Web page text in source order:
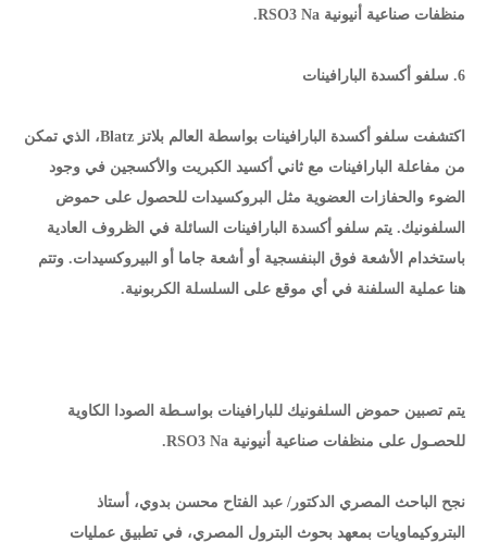
منظفات صناعية أنيونية RSO3 Na.
6. سلفو أكسدة البارافينات
اكتشفت سلفو أكسدة البارافينات بواسطة العالم بلاتز Blatz، الذي تمكن
من مفاعلة البارافينات مع ثاني أكسيد الكبريت والأكسجين في وجود
الضوء والحفازات العضوية مثل البروكسيدات للحصول على حموض
السلفونيك. يتم سلفو أكسدة البارافينات السائلة في الظروف العادية
باستخدام الأشعة فوق البنفسجية أو أشعة جاما أو البيروكسيدات. وتتم
هنا عملية السلفنة في أي موقع على السلسلة الكربونية.
يتم تصبين حموض السلفونيك للبارافينات بواسـطة الصودا الكاوية
للحصـول على منظفات صناعية أنيونية RSO3 Na.
نجح الباحث المصري الدكتور/ عبد الفتاح محسن بدوي، أستاذ
البتروكيماويات بمعهد بحوث البترول المصري، في تطبيق عمليات